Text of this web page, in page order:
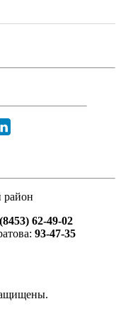
район
62-49-02
93-47-35